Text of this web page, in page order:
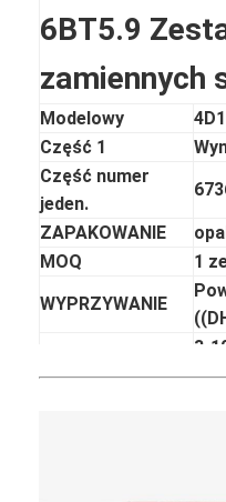
6BT5.9
zamiennych
Modelowy
Część 1
Część numer
jeden.
ZAPAKOWANIE
MOQ
1
WYPRZYWANIE
3-